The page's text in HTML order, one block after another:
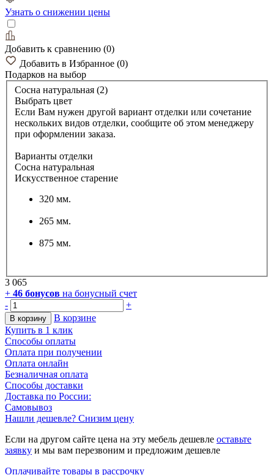
Узнать о снижении цены
Добавить к сравнению (0)
Добавить в Избранное (0)
Подарков на выбор
Сосна натуральная (2)
Выбрать цвет
Если Вам нужен другой вариант отделки или сочетание
нескольких видов отделки, сообщите об этом менеджеру
при оформлении заказа.
Варианты отделки
Сосна натуральная
Искусственное старение
320 мм.
265 мм.
875 мм.
3 065
+ 46 бонусов на бонусный счет
-
+
В корзину
В корзине
Купить в 1 клик
Способы оплаты
Оплата при получении
Оплата онлайн
Безналичная оплата
Способы доставки
Доставка по России:
Самовывоз
Нашли дешевле? Снизим цену
Если на другом сайте цена на эту мебель дешевле оставьте
заявку и мы вам перезвоним и предложим дешевле
Оплачивайте товары в рассрочку